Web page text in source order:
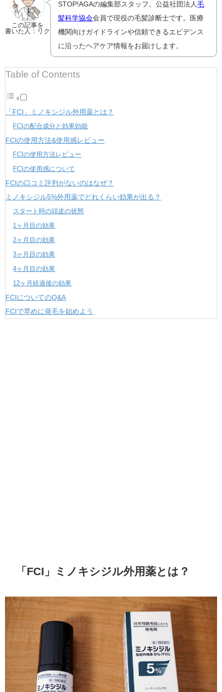
この記事を
書いた人：リク
STOP!AGAの編集部スタッフ。公益社団法人毛
髪科学協会会員で現役の毛髪診断士です。医療
機関向けガイドラインや信頼できるエビデンス
に沿ったヘアケア情報をお届けします。
Table of Contents
「FCI」ミノキシジル外用薬とは？
FCIの配合成分と効果効能
FCIの使用方法&使用感レビュー
FCIの使用方法レビュー
FCIの使用感について
FCIの口コミ評判がないのはなぜ？
ミノキシジル5%外用薬でどれくらい効果が出る？
スタート時の頭皮の状態
1ヶ月目の効果
2ヶ月目の効果
3ヶ月目の効果
4ヶ月目の効果
12ヶ月経過後の効果
FCIについてのQ&A
FCIで早めに発毛を始めよう
「FCI」ミノキシジル外用薬とは？